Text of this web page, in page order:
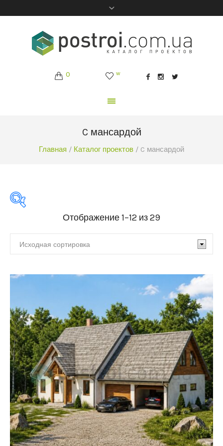
0 w
C мансардой
Главная / Каталог проектов / C мансардой
По
этажности:
мансардой
(28)
Двухэтажные с
мансардой(1)
90 - 120 м²(6)
120 - 150 м²(14)
150 - 180 м²(9)
180 - 210 м²(4)
210 - 260 м²(1)
Отображение 1–12 из 29